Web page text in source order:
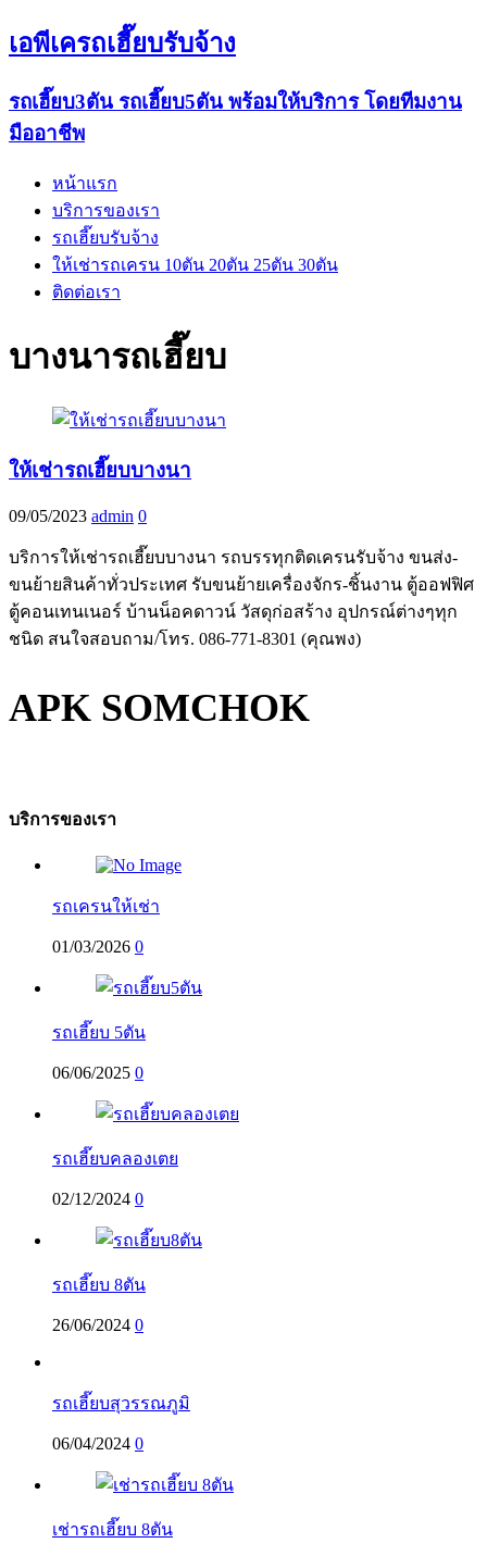
เอพีเครถเฮี๊ยบรับจ้าง
รถเฮี๊ยบ3ตัน รถเฮี๊ยบ5ตัน พร้อมให้บริการ โดยทีมงาน
มืออาชีพ
หน้าแรก
บริการของเรา
รถเฮี๊ยบรับจ้าง
ให้เช่ารถเครน 10ตัน 20ตัน 25ตัน 30ตัน
ติดต่อเรา
บางนารถเฮี๊ยบ
ให้เช่ารถเฮี๊ยบบางนา
09/05/2023 admin 0
บริการให้เช่ารถเฮี๊ยบบางนา รถบรรทุกติดเครนรับจ้าง ขนส่ง-
ขนย้ายสินค้าทั่วประเทศ รับขนย้ายเครื่องจักร-ชิ้นงาน ตู้ออฟฟิศ
ตู้คอนเทนเนอร์ บ้านน็อคดาวน์ วัสดุก่อสร้าง อุปกรณ์ต่างๆทุก
ชนิด สนใจสอบถาม/โทร. 086-771-8301 (คุณพง)
APK SOMCHOK
บริการของเรา
รถเครนให้เช่า
01/03/2026 0
รถเฮี๊ยบ 5ตัน
06/06/2025 0
รถเฮี๊ยบคลองเตย
02/12/2024 0
รถเฮี๊ยบ 8ตัน
26/06/2024 0
รถเฮี๊ยบสุวรรณภูมิ
06/04/2024 0
เช่ารถเฮี๊ยบ 8ตัน